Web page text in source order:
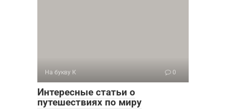
На букву К 0
Интересные статьи о
путешествиях по миру